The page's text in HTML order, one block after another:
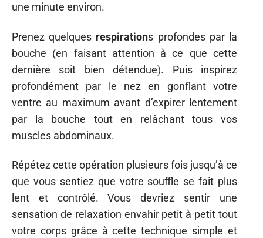
une minute environ.
Prenez quelques respirations profondes par la
bouche (en faisant attention à ce que cette
dernière soit bien détendue). Puis inspirez
profondément par le nez en gonflant votre
ventre au maximum avant d’expirer lentement
par la bouche tout en relâchant tous vos
muscles abdominaux.
Répétez cette opération plusieurs fois jusqu’à ce
que vous sentiez que votre souffle se fait plus
lent et contrôlé. Vous devriez sentir une
sensation de relaxation envahir petit à petit tout
votre corps grâce à cette technique simple et